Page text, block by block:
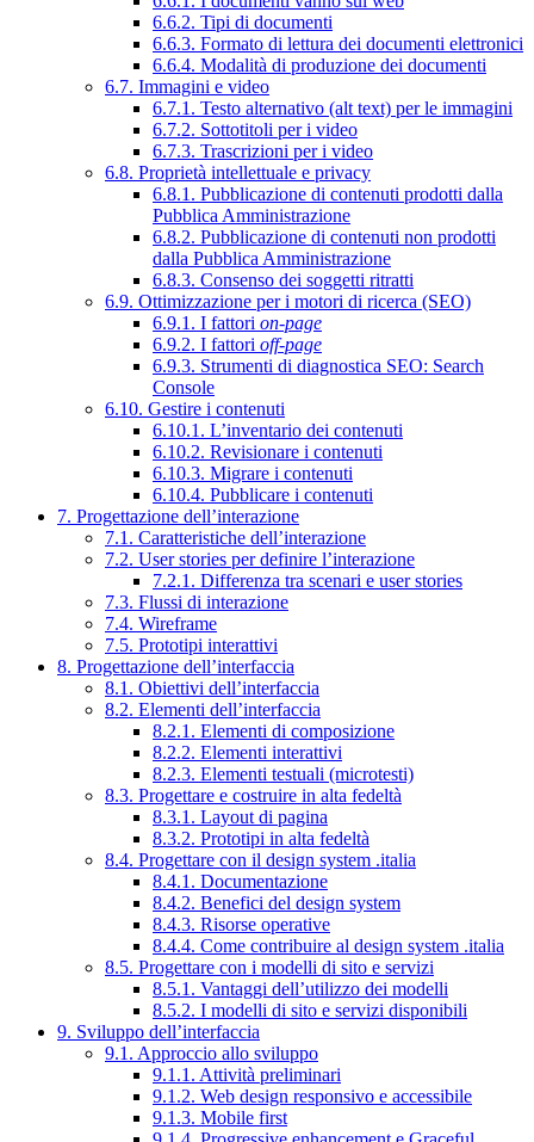
6.6.2. Tipi di documenti
6.6.3. Formato di lettura dei documenti elettronici
6.6.4. Modalità di produzione dei documenti
6.7. Immagini e video
6.7.1. Testo alternativo (alt text) per le immagini
6.7.2. Sottotitoli per i video
6.7.3. Trascrizioni per i video
6.8. Proprietà intellettuale e privacy
6.8.1. Pubblicazione di contenuti prodotti dalla
Pubblica Amministrazione
6.8.2. Pubblicazione di contenuti non prodotti
dalla Pubblica Amministrazione
6.8.3. Consenso dei soggetti ritratti
6.9. Ottimizzazione per i motori di ricerca (SEO)
6.9.1. I fattori on-page
6.9.2. I fattori off-page
6.9.3. Strumenti di diagnostica SEO: Search
Console
6.10. Gestire i contenuti
6.10.1. L’inventario dei contenuti
6.10.2. Revisionare i contenuti
6.10.3. Migrare i contenuti
6.10.4. Pubblicare i contenuti
7. Progettazione dell’interazione
7.1. Caratteristiche dell’interazione
7.2. User stories per definire l’interazione
7.2.1. Differenza tra scenari e user stories
7.3. Flussi di interazione
7.4. Wireframe
7.5. Prototipi interattivi
8. Progettazione dell’interfaccia
8.1. Obiettivi dell’interfaccia
8.2. Elementi dell’interfaccia
8.2.1. Elementi di composizione
8.2.2. Elementi interattivi
8.2.3. Elementi testuali (microtesti)
8.3. Progettare e costruire in alta fedeltà
8.3.1. Layout di pagina
8.3.2. Prototipi in alta fedeltà
8.4. Progettare con il design system .italia
8.4.1. Documentazione
8.4.2. Benefici del design system
8.4.3. Risorse operative
8.4.4. Come contribuire al design system .italia
8.5. Progettare con i modelli di sito e servizi
8.5.1. Vantaggi dell’utilizzo dei modelli
8.5.2. I modelli di sito e servizi disponibili
9. Sviluppo dell’interfaccia
9.1. Approccio allo sviluppo
9.1.1. Attività preliminari
9.1.2. Web design responsivo e accessibile
9.1.3. Mobile first